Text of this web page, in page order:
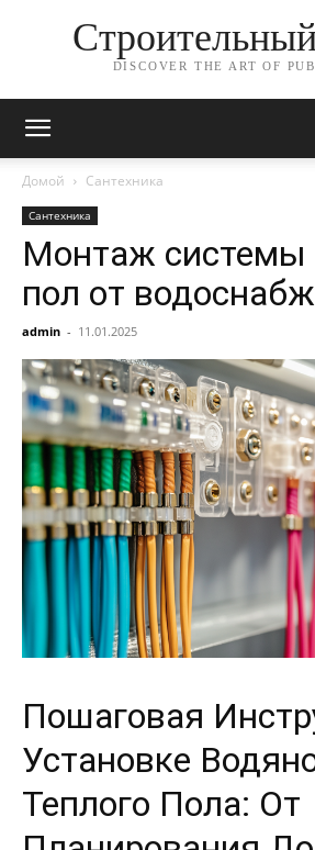
DISCOVER THE ART OF
Домой Сантехника
Сантехника
Монтаж системы
пол от
admin - 11.01.2025
Пошаговая
Установке
Теплого Пола: От